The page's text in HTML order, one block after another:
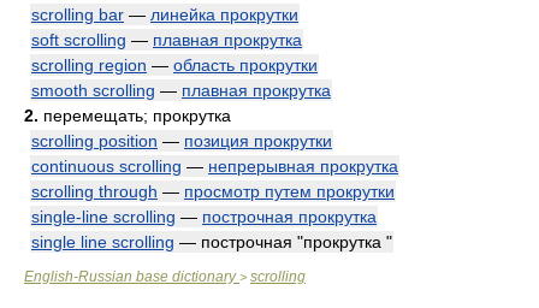
scrolling bar — линейка прокрутки
soft scrolling — плавная прокрутка
scrolling region — область прокрутки
smooth scrolling — плавная прокрутка
2. перемещать; прокрутка
scrolling position — позиция прокрутки
continuous scrolling — непрерывная прокрутка
scrolling through — просмотр путем прокрутки
single-line scrolling — построчная прокрутка
single line scrolling — построчная "прокрутка "
English-Russian base dictionary> scrolling